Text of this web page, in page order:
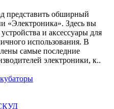
представить обширный
«Электроника». Здесь вы
и аксессуары для
использования. В
самые последние
электроники, к..